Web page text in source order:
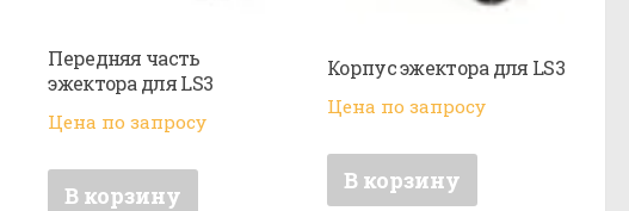
Передняя часть
эжектора для LS3
Цена по запросу
В корзину
Корпус эжектора для LS3
Цена по запросу
В корзину